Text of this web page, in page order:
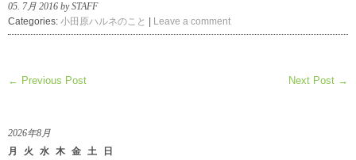
05. 7月 2016 by STAFF
Categories: 小田原ハルネのこと Leave a comment
← Previous Post Next Post →
2026年8月
月
火 水 木 金 土
日